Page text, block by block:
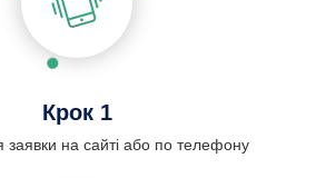
Крок 1
на сайті або по телефону